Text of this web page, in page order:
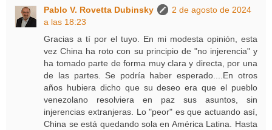
Pablo V. Rovetta Dubinsky
2 de agosto de 2024
a las 18:23
Gracias a tí por el tuyo. En mi modesta opinión, esta
vez China ha roto con su principio de "no injerencia" y
ha tomado parte de forma muy clara y directa, por una
de las partes. Se podría haber esperado....En otros
años hubiera dicho que su deseo era que el pueblo
venezolano resolviera en paz sus asuntos, sin
injerencias extranjeras. Lo "peor" es que actuando así,
China se está quedando sola en América Latina. Hasta